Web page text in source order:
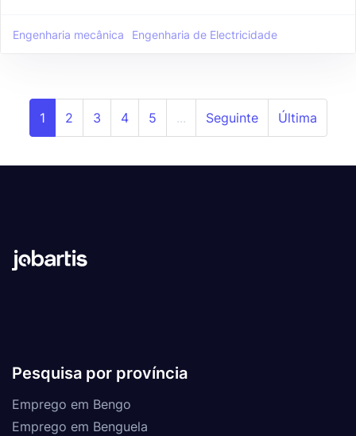
Engenharia mecânica Engenharia de Electricidade
1 2 3 4 5 ... Seguinte Última
Pesquisa por província
Emprego em Bengo
Emprego em Benguela